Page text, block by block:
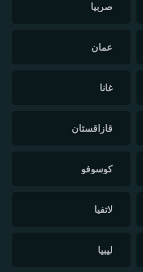
صربيا
عمان
غانا
قازاقستان
كوسوفو
لاتفيا
ليبيا